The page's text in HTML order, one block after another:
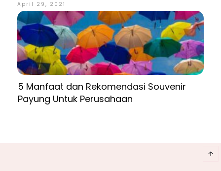
April 29, 2021
5 Manfaat dan Rekomendasi Souvenir
Payung Untuk Perusahaan